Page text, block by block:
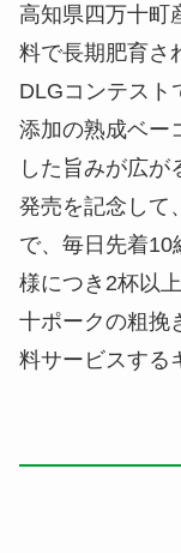
高知県四万十町
料で長期肥育さ
DLGコンテスト
添加の熟成ベー
した旨みが広が
発売を記念して
で、毎日先着10
様につき2杯以
十ポークの粗挽
料サービスする